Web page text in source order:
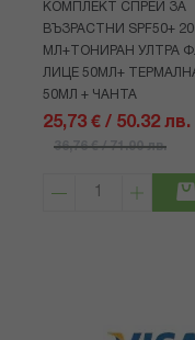
КОМПЛЕКТ СПРЕЙ ЗА
ВЪЗРАСТНИ SPF50+
МЛ+ТОНИРАН УЛТРА
ЛИЦЕ 50МЛ+
50МЛ + ЧАНТА
25,73 € / 50.32 лв.
36,76 € / 71.90 лв.